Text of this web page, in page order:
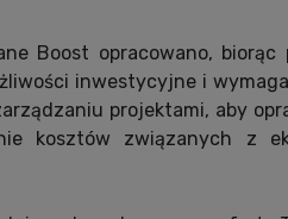
Boost opracowano, biorąc
inwestycyjne i
projektami, aby
kosztów związanych z